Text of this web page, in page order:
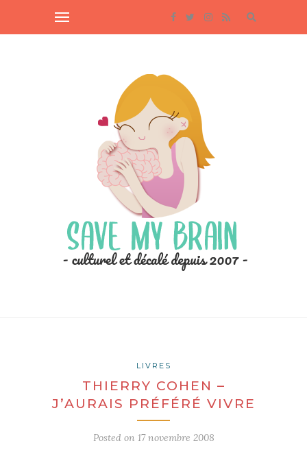
LIVRES
THIERRY COHEN –
J’AURAIS PRÉFÉRÉ VIVRE
Posted on 17 novembre 2008